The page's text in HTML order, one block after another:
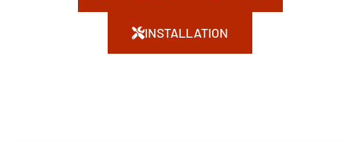
INSTALLATION